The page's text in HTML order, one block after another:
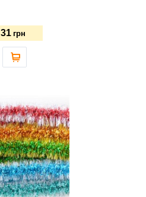
31 грн